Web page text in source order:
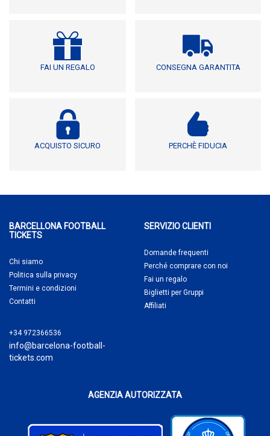
FAI UN REGALO CONSEGNA GARANTITA
ACQUISTO SICURO PERCHÈ FIDUCIA
BARCELLONA FOOTBALL
TICKETS
Chi siamo
Politica sulla privacy
Termini e condizioni
Contatti
+34 972366536
info@barcelona-football-
tickets.com
SERVIZIO CLIENTI
Domande frequenti
Perché comprare con noi
Fai un regalo
Biglietti per Gruppi
Affiliati
AGENZIA AUTORIZZATA